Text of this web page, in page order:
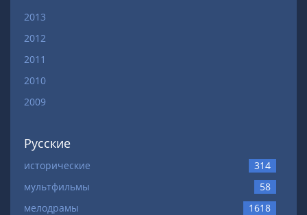
2013
2012
2011
2010
2009
Русские
исторические
314
мультфильмы
58
мелодрамы
1618